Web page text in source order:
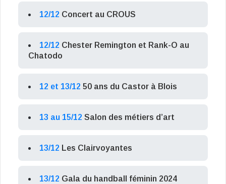
12/12 Concert au CROUS
12/12 Chester Remington et Rank-O au
Chatodo
12 et 13/12 50 ans du Castor à Blois
13 au 15/12 Salon des métiers d’art
13/12 Les Clairvoyantes
13/12 Gala du handball féminin 2024